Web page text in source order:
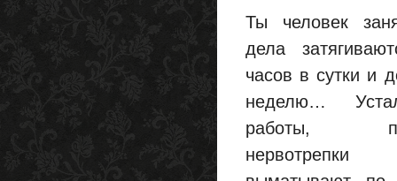
Ты человек
дела
часов в сутки и
неделю…
работы,